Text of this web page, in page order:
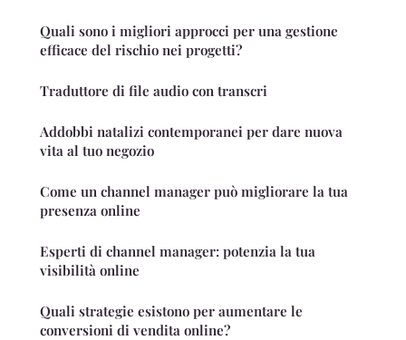
Quali sono i migliori approcci per una gestione
efficace del rischio nei progetti?
Traduttore di file audio con transcri
Addobbi natalizi contemporanei per dare nuova
vita al tuo negozio
Come un channel manager può migliorare la tua
presenza online
Esperti di channel manager: potenzia la tua
visibilità online
Quali strategie esistono per aumentare le
conversioni di vendita online?